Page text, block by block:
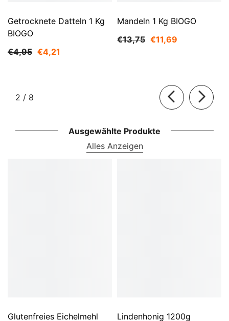
Getrocknete Datteln 1 Kg
BIOGO
€4,95 €4,21
Mandeln 1 Kg BIOGO
€13,75 €11,69
2 / von
8
Ausgewählte Produkte
Alles Anzeigen
Glutenfreies Eichelmehl Lindenhonig 1200g